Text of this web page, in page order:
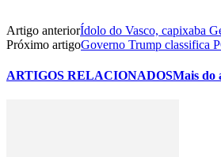
Artigo anteriorÍdolo do Vasco, capixaba
Próximo artigoGoverno Trump classifica
ARTIGOS RELACIONADOSMais do